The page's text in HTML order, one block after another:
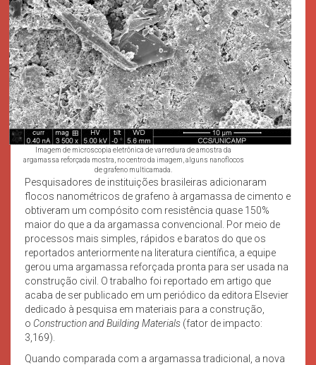
Imagem de microscopia eletrônica de varredura de amostra da
argamassa reforçada mostra, no centro da imagem, alguns nanoflocos
de grafeno multicamada.
Pesquisadores de instituições brasileiras adicionaram
flocos nanométricos de grafeno à argamassa de cimento e
obtiveram um compósito com resistência quase 150%
maior do que a da argamassa convencional. Por meio de
processos mais simples, rápidos e baratos do que os
reportados anteriormente na literatura científica, a equipe
gerou uma argamassa reforçada pronta para ser usada na
construção civil. O trabalho foi reportado em artigo que
acaba de ser publicado em um periódico da editora Elsevier
dedicado à pesquisa em materiais para a construção,
o Construction and Building Materials (fator de impacto:
3,169).
Quando comparada com a argamassa tradicional, a nova